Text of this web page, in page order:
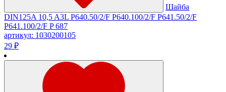
Шайба
DIN125A 10,5 A3L P640.50/2/F P640.100/2/F P641.50/2/F
P641.100/2/F P 687
артикул: 1030200105
29 ₽